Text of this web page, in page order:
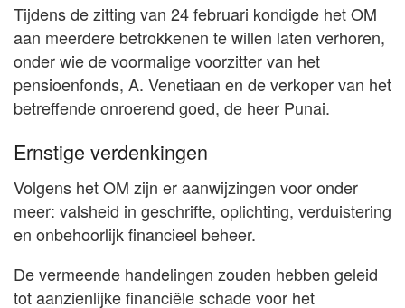
Tijdens de zitting van 24 februari kondigde het OM
aan meerdere betrokkenen te willen laten verhoren,
onder wie de voormalige voorzitter van het
pensioenfonds, A. Venetiaan en de verkoper van het
betreffende onroerend goed, de heer Punai.
Ernstige verdenkingen
Volgens het OM zijn er aanwijzingen voor onder
meer: valsheid in geschrifte, oplichting, verduistering
en onbehoorlijk financieel beheer.
De vermeende handelingen zouden hebben geleid
tot aanzienlijke financiële schade voor het